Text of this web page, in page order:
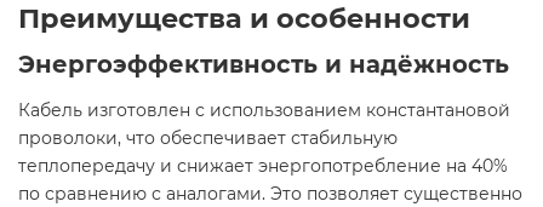
Преимущества и особенности
Энергоэффективность и надёжность
Кабель изготовлен с использованием константановой
проволоки, что обеспечивает стабильную
теплопередачу и снижает энергопотребление на 40%
по сравнению с аналогами. Это позволяет существенно